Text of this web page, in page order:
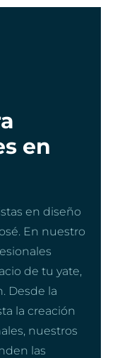
en
en diseño
En nuestro
de tu yate,
Desde la
la creación
nuestros
las